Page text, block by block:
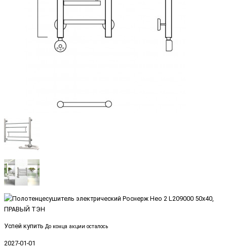
Успей купить До конца акции осталось
2027-01-01